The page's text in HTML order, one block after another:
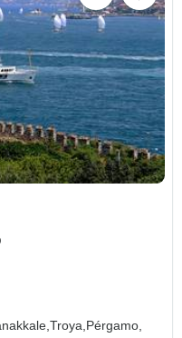
Troya, Pérgamo,